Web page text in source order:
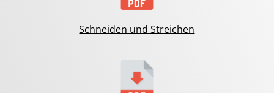
Schneiden und Streichen